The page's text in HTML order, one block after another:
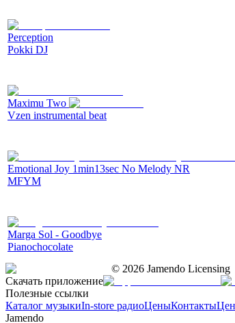
Perception
Pokki DJ
Maximu Two
Vzen instrumental beat
Emotional Joy 1min13sec No Melody NR
MFYM
Marga Sol - Goodbye
Pianochocolate
© 2026 Jamendo Licensing
Скачать приложение
Полезные ссылки
Каталог музыкиIn-store радиоЦеныКонтакты
Jamendo